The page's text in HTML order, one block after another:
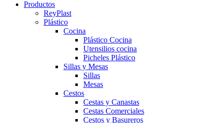
Productos
ReyPlast
Plástico
Cocina
Plástico Cocina
Utensilios cocina
Picheles Plástico
Sillas y Mesas
Sillas
Mesas
Cestos
Cestas y Canastas
Cestas Comerciales
Cestos y Basureros